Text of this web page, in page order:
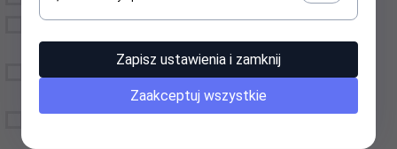
LashArtis - CRAZY
LAMB
System UV - lampa, klej,
Zapisz ustawienia i zamknij
Zaakceptuj wszystkie